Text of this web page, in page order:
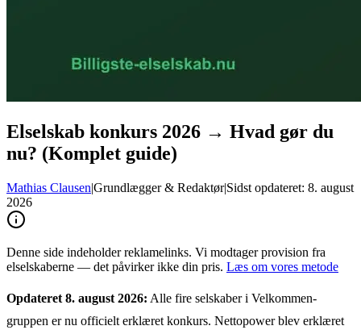
Elselskab konkurs 2026 → Hvad gør du
nu? (Komplet guide)
Mathias Clausen|Grundlægger & Redaktør|Sidst opdateret: 8. august
2026
Denne side indeholder reklamelinks. Vi modtager provision fra
elselskaberne — det påvirker ikke din pris. Læs om vores metode
Opdateret 8. august 2026: Alle fire selskaber i Velkommen-
gruppen er nu officielt erklæret konkurs. Nettopower blev erklæret